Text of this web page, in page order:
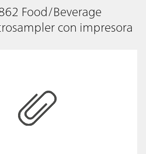
Food/Beverage
con impresora